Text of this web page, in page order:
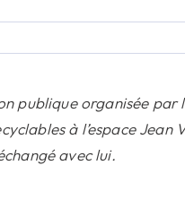
publique organisée
à l’espace
avec lui.